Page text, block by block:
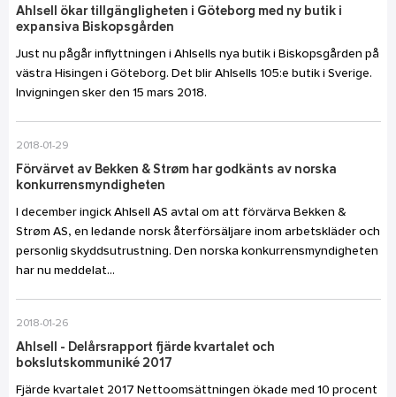
Ahlsell ökar tillgängligheten i Göteborg med ny butik i
expansiva Biskopsgården
Just nu pågår inflyttningen i Ahlsells nya butik i Biskopsgården på
västra Hisingen i Göteborg. Det blir Ahlsells 105:e butik i Sverige.
Invigningen sker den 15 mars 2018.
2018-01-29
Förvärvet av Bekken & Strøm har godkänts av norska
konkurrensmyndigheten
I december ingick Ahlsell AS avtal om att förvärva Bekken &
Strøm AS, en ledande norsk återförsäljare inom arbetskläder och
personlig skyddsutrustning. Den norska konkurrensmyndigheten
har nu meddelat...
2018-01-26
Ahlsell - Delårsrapport fjärde kvartalet och
bokslutskommuniké 2017
Fjärde kvartalet 2017 Nettoomsättningen ökade med 10 procent